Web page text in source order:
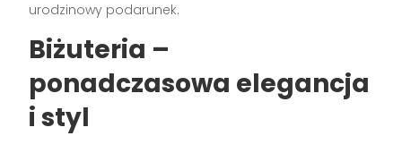
urodzinowy podarunek.
Biżuteria –
ponadczasowa elegancja
i styl